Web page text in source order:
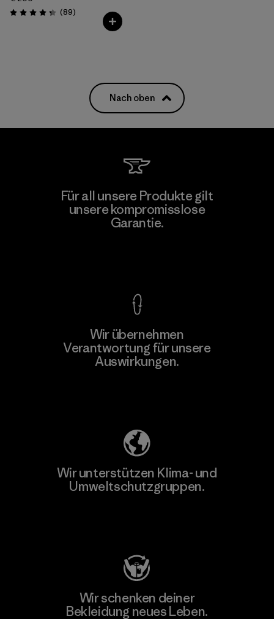
Bewertung: 4.4 / 5
(89Rezensionen
)
Nach oben
Für all unsere Produkte gilt
unsere kompromisslose
Garantie.
Wir übernehmen
Verantwortung für unsere
Auswirkungen.
Wir unterstützen Klima- und
Umweltschutzgruppen.
Wir schenken deiner
Bekleidung neues Leben.